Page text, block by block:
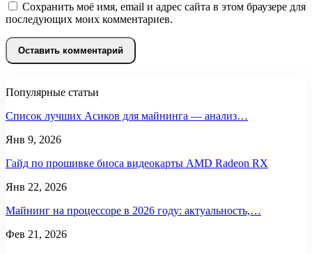
Сохранить моё имя, email и адрес сайта в этом браузере для
последующих моих комментариев.
Популярные статьи
Список лучших Асиков для майнинга — анализ…
Янв 9, 2026
Гайд по прошивке биоса видеокарты AMD Radeon RX
Янв 22, 2026
Майнинг на процессоре в 2026 году: актуальность,…
Фев 21, 2026